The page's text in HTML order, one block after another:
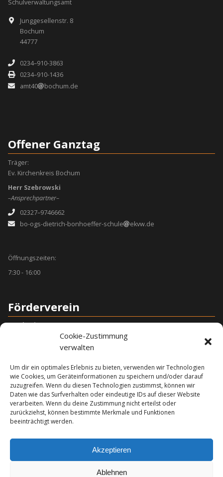
Cookie-Zustimmung
verwalten
Um dir ein optimales Erlebnis zu bieten, verwenden wir Technologien
wie Cookies, um Geräteinformationen zu speichern und/oder darauf
zuzugreifen. Wenn du diesen Technologien zustimmst, können wir
Daten wie das Surfverhalten oder eindeutige IDs auf dieser Website
verarbeiten. Wenn du deine Zustimmung nicht erteilst oder
zurückziehst, können bestimmte Merkmale und Funktionen
beeinträchtigt werden.
Akzeptieren
Ablehnen
Schulverwaltungsamt
Junggesellenstr. 8
Bochum
44777
0234–910-3863
0234–910-1436
amt40
bochum.de
Offener Ganztag
Träger:
Ev. Kirchenkreis Bochum
Herr Szebrowski
–Ansprechpartner–
02327–9746662
bo-ogs-dietrich-bonhoeffer-schule
ekvw.de
Öffnungszeiten:
7:30 - 16:00
Förderverein
Sarah Wimmers
Monique Butterbach
Kerstin Kerstan
–Schatzmeisterin–
Bank Verbindung
IBAN: DE32 4305 0001 0013 0013 00
BIC: WELADED1BOC